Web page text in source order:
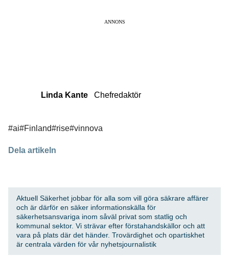
ANNONS
Linda Kante Chefredaktör
#ai#Finland#rise#vinnova
Dela artikeln
Aktuell Säkerhet jobbar för alla som vill göra säkrare affärer
och är därför en säker informationskälla för
säkerhetsansvariga inom såväl privat som statlig och
kommunal sektor. Vi strävar efter förstahandskällor och att
vara på plats där det händer. Trovärdighet och opartiskhet
är centrala värden för vår nyhetsjournalistik